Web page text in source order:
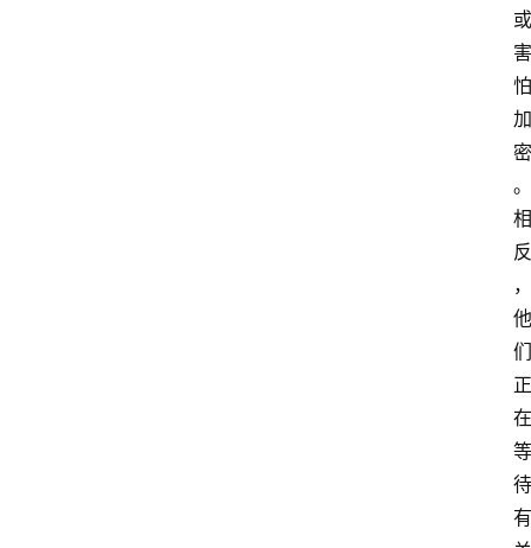
或
害
怕
加
密
。
相
反
，
他
们
正
在
等
待
有